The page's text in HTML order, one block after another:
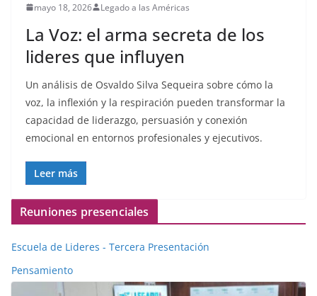
mayo 18, 2026 Legado a las Américas
La Voz: el arma secreta de los
lideres que influyen
Un análisis de Osvaldo Silva Sequeira sobre cómo la
voz, la inflexión y la respiración pueden transformar la
capacidad de liderazgo, persuasión y conexión
emocional en entornos profesionales y ejecutivos.
Leer más
Reuniones presenciales
Escuela de Lideres - Tercera Presentación
Pensamiento